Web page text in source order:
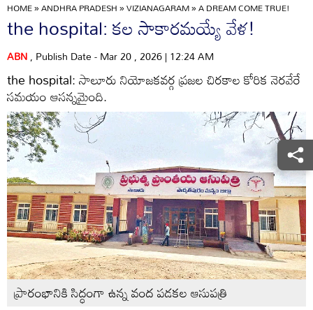
HOME»ANDHRA PRADESH»VIZIANAGARAM»A DREAM COME TRUE!
the hospital: కల సాకారమయ్యే వేళ!
ABN, Publish Date - Mar 20 , 2026 | 12:24 AM
the hospital: సాలూరు నియోజకవర్గ ప్రజల చిరకాల కోరిక నెరవేరే
సమయం ఆసన్నమైంది.
ప్రారంభానికి సిద్ధంగా ఉన్న వంద పడకల ఆసుపత్రి